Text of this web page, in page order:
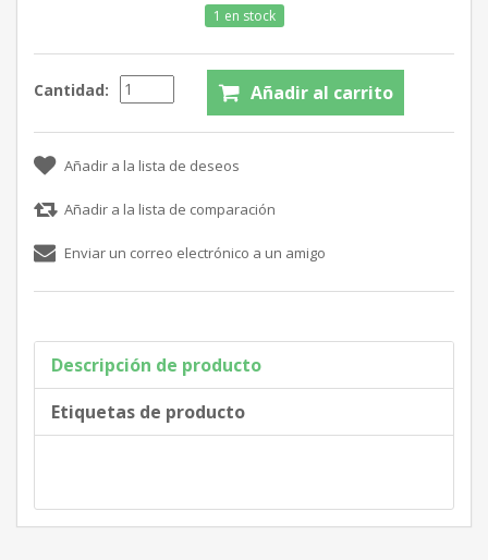
1 en stock
Cantidad:
Descripción de producto
Etiquetas de producto